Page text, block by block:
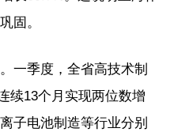
固。
一季度，全省高技术制
续13个月实现两位数增
子电池制造等行业分别